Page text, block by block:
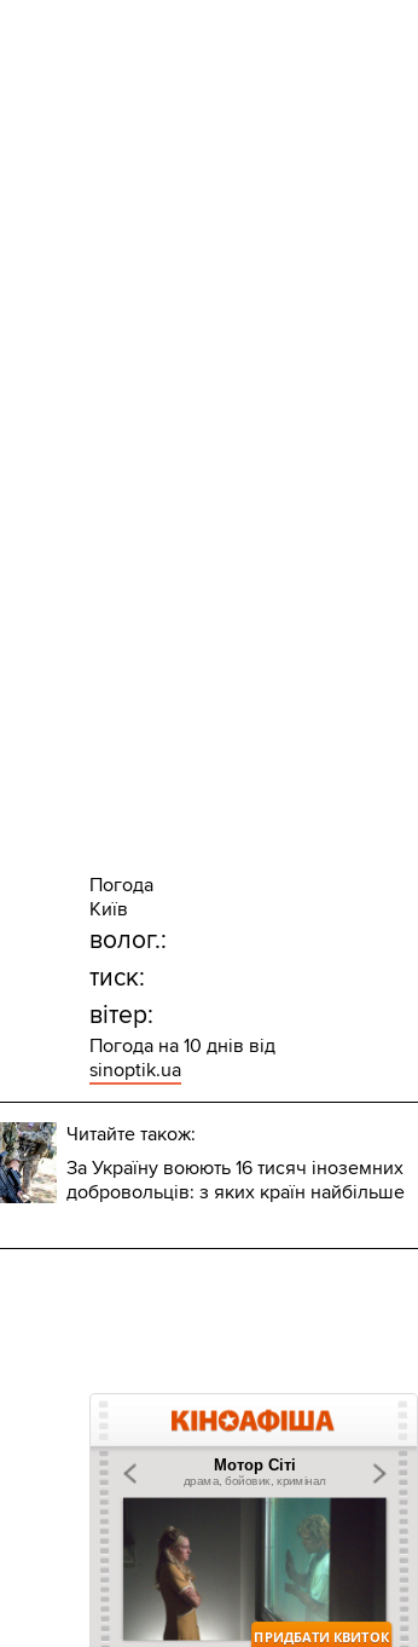
Читайте також:
За Україну воюють 16 тисяч іноземних
добровольців: з яких країн найбільше
Погода
Київ
волог.:
тиск:
вітер:
Погода на 10 днів від
sinoptik.ua